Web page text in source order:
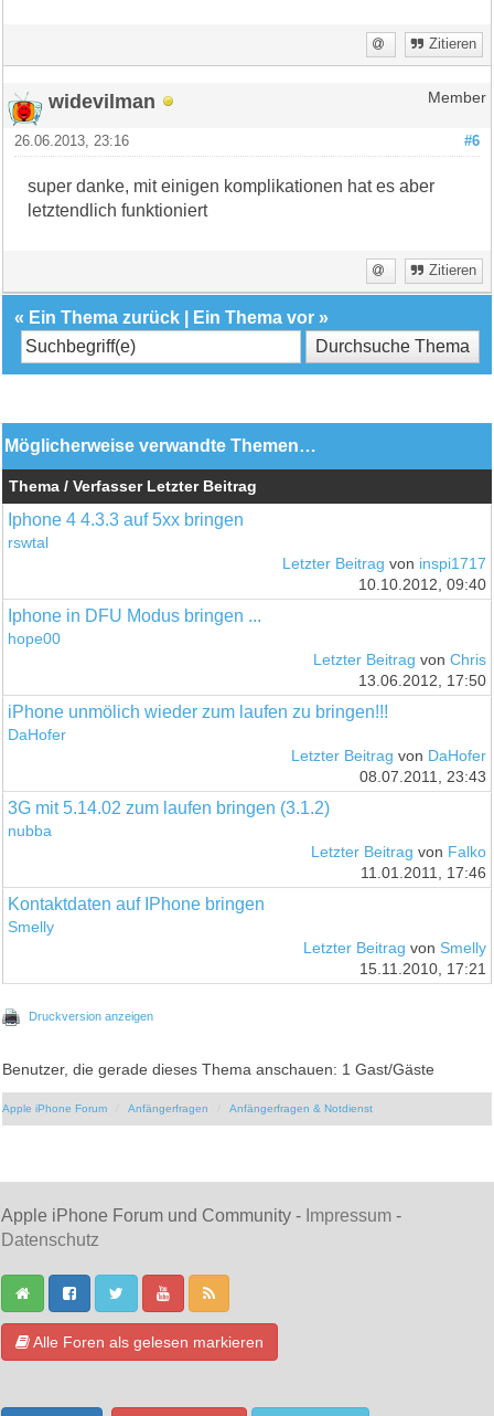
Zitieren
widevilman Member
#6
26.06.2013, 23:16
super danke, mit einigen komplikationen hat es aber
letztendlich funktioniert
Zitieren
« Ein Thema zurück Ein Thema vor »
Möglicherweise verwandte Themen…
Thema / Verfasser Letzter Beitrag
Iphone 4 4.3.3 auf 5xx bringen
rswtal
Letzter Beitrag von inspi1717
10.10.2012, 09:40
Iphone in DFU Modus bringen ...
hope00
Letzter Beitrag von Chris
13.06.2012, 17:50
iPhone unmölich wieder zum laufen zu bringen!!!
DaHofer
Letzter Beitrag von DaHofer
08.07.2011, 23:43
3G mit 5.14.02 zum laufen bringen (3.1.2)
nubba
Letzter Beitrag von Falko
11.01.2011, 17:46
Kontaktdaten auf IPhone bringen
Smelly
Letzter Beitrag von Smelly
15.11.2010, 17:21
Druckversion anzeigen
Benutzer, die gerade dieses Thema anschauen: 1 Gast/Gäste
Apple iPhone Forum Anfängerfragen Anfängerfragen & Notdienst
Apple iPhone Forum und Community - Impressum -
Datenschutz
Alle Foren als gelesen markieren